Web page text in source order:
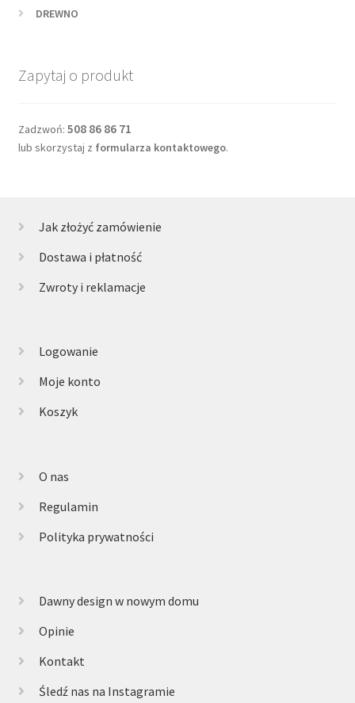
DREWNO
Zapytaj o produkt
Zadzwoń: 508 86 86 71
lub skorzystaj z formularza kontaktowego.
Jak złożyć zamówienie
Dostawa i płatność
Zwroty i reklamacje
Logowanie
Moje konto
Koszyk
O nas
Regulamin
Polityka prywatności
Dawny design w nowym domu
Opinie
Kontakt
Śledź nas na Instagramie